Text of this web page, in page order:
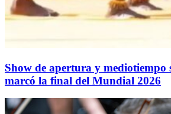
Show de apertura y mediotiempo
marcó la final del Mundial 2026